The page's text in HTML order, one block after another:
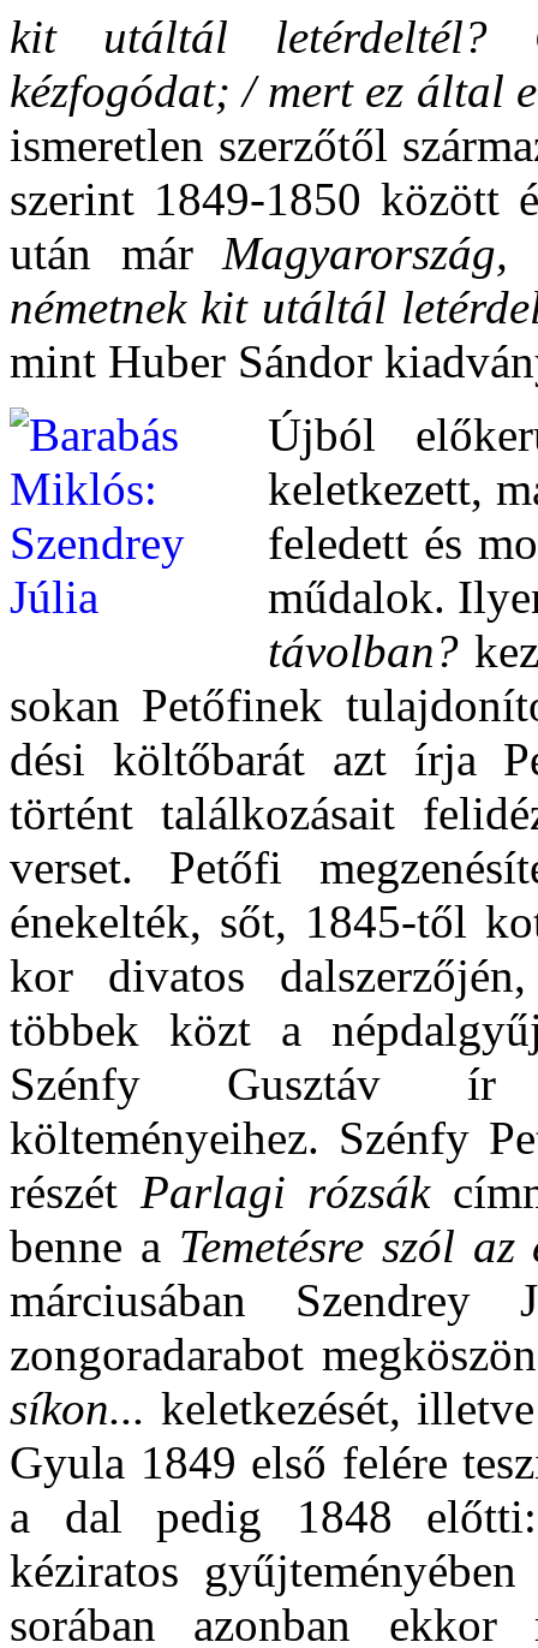
kit utáltál letérdeltél?
kézfogódat; / mert ez által
ismeretlen szerzőtől
szerint 1849-1850 között
után már
németnek kit utáltál
mint Huber Sándor
Újból
keletkezett,
feledett és
műdalok.
távolban?
sokan Petőfinek
dési költőbarát azt írja
történt találkozásait
verset. Petőfi
énekelték, sőt, 1845-től
kor divatos
többek közt a
Szénfy Gusztáv ír
költeményeihez. Szénfy
részét Parlagi rózsák
benne a Temetésre szól az
márciusában
zongoradarabot
síkon... keletkezését,
Gyula 1849 első felére
a dal pedig 1848
kéziratos
sorában azonban ekkor